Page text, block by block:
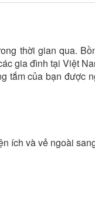
thời gian qua.
gia đình tại Việt
tắm của bạn được
ích và vẻ ngoài